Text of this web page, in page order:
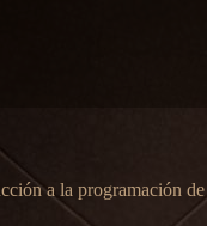
a la programación